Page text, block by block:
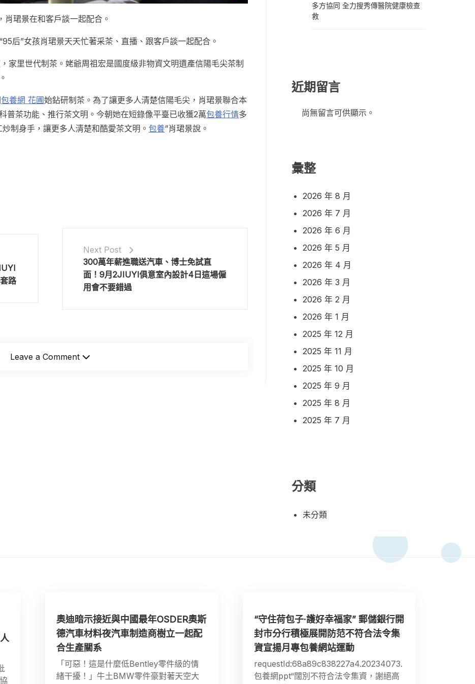
珺景在和客戶談一起配合。
后”女孩肖珺景天天忙著采茶、直播、跟客戶談一起配合。
家里世代制茶。姥爺周祖宏是國度級非物資文明遺產信陽毛尖茶制
包養網 花圃始鉆研制茶。為了讓更多人清楚信陽毛尖，肖珺景聯合本
普茶功能、推行茶文明。今朝她在短錄像平臺已收獲2萬包養行情多
制身手，讓更多人清楚和酷愛茶文明。 包養”肖珺景說。
路
Next Post
300萬年薪進職送汽車、博士免試直
面！9月2JIUYI俱意室內設計4日這場僱
用會不要錯過
Leave a Comment
多方協同 全力搜秀傳醫院健康檢查
救
近期留言
尚無留言可供顯示。
彙整
2026 年 8 月
2026 年 7 月
2026 年 6 月
2026 年 5 月
2026 年 4 月
2026 年 3 月
2026 年 2 月
2026 年 1 月
2025 年 12 月
2025 年 11 月
2025 年 10 月
2025 年 9 月
2025 年 8 月
2025 年 7 月
分類
未分類
奧迪暗示接近與中國最年OSDER奧斯
德汽車材料夜汽車制造商樹立一起配
合生產關系
「可惡！這是什麼低Bentley零件級的情
緒干擾！」牛土BMW零件豪對著天空大
“守住荷包子·護好幸福家” 郵儲銀行開
封市分行積極展開防范不符合法令集
資宣揚月專包養網站運動
requestId:68a89c838227a4.20234073.
包養網ppt“闊別不符合法令集資，謝絕高